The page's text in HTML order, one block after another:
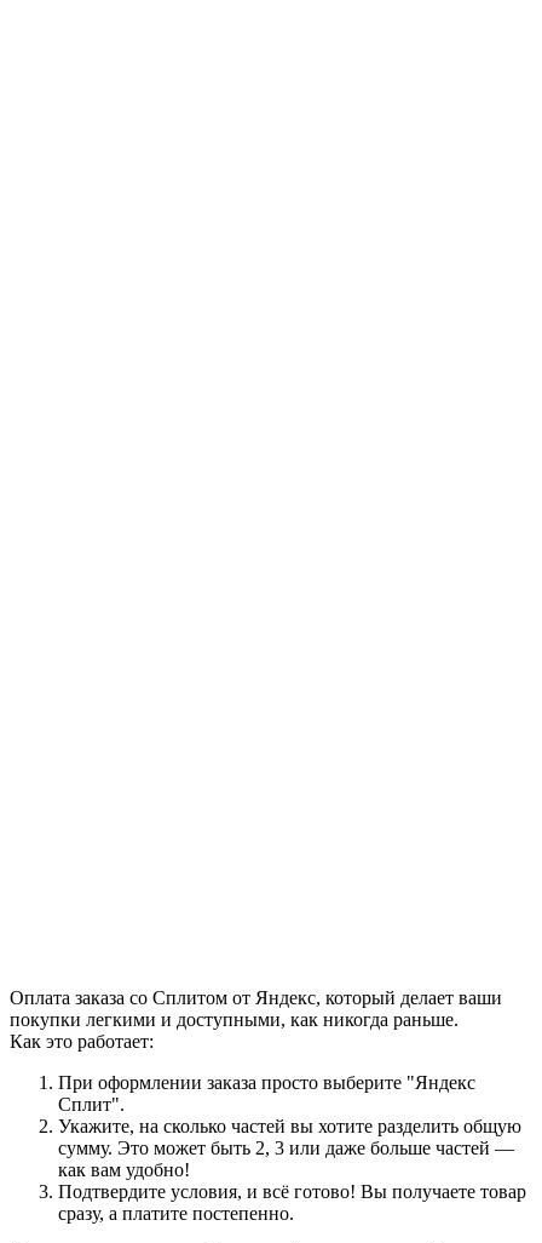
Оплата заказа со Сплитом от Яндекс, который делает ваши
покупки легкими и доступными, как никогда раньше.
Как это работает:
При оформлении заказа просто выберите "Яндекс
Сплит".
Укажите, на сколько частей вы хотите разделить общую
сумму. Это может быть 2, 3 или даже больше частей —
как вам удобно!
Подтвердите условия, и всё готово! Вы получаете товар
сразу, а платите постепенно.